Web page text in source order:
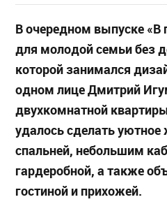
В очередном выпуске «В
для молодой семьи без
которой занимался
одном лице Дмитрий
двухкомнатной
удалось сделать
спальней, небольшим
гардеробной, а также
гостиной и прихожей.